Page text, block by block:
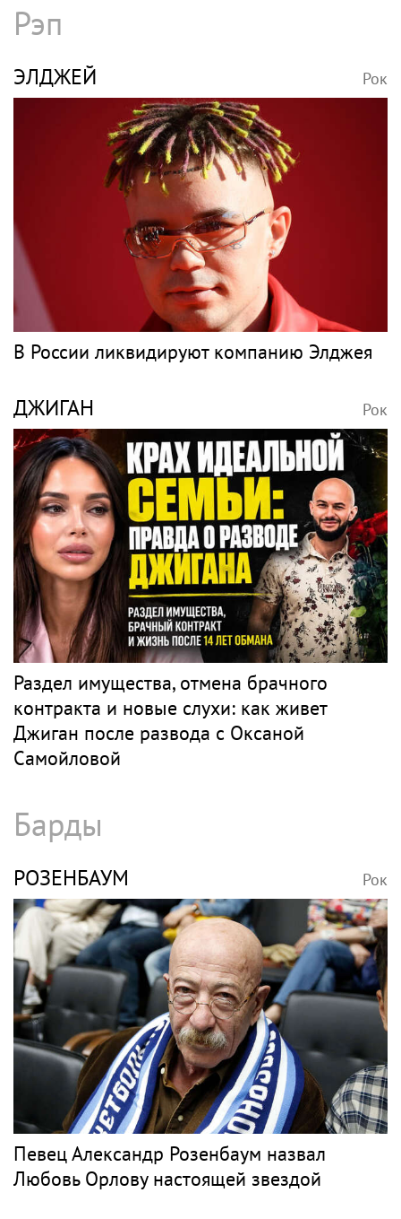
Рэп
ЭЛДЖЕЙ Рок
В России ликвидируют компанию Элджея
ДЖИГАН Рок
Раздел имущества, отмена брачного
контракта и новые слухи: как живет
Джиган после развода с Оксаной
Самойловой
Барды
РОЗЕНБАУМ Рок
Певец Александр Розенбаум назвал
Любовь Орлову настоящей звездой